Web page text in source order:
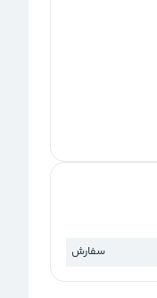
سفارش